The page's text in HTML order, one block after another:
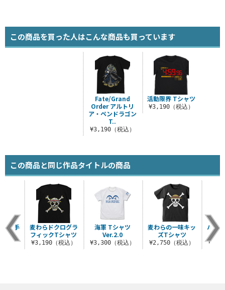
この商品を買った人はこんな商品も買っています
Fate/Grand
Order アルトリ
ア・ペンドラゴン
T..
¥3,190（税込）
活動限界 Tシャツ
¥3,190（税込）
この商品と同じ作品タイトルの商品
海軍 Tシャツ
Ver.2.0
¥3,300（税込）
麦わらの一味キッ
ズTシャツ
¥2,750（税込）
ハー
着
薄手
カー
麦わらドクログラ
フィックTシャツ
¥3,190（税込）